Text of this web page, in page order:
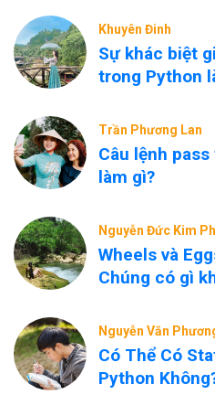
Khuyên Đinh
Sự khác biệt
trong Python
Trần Phương Lan
Câu lệnh
làm gì?
Nguyễn Đức Kim
Wheels và
Chúng có gì
Nguyễn Văn
Có Thể Có
Python